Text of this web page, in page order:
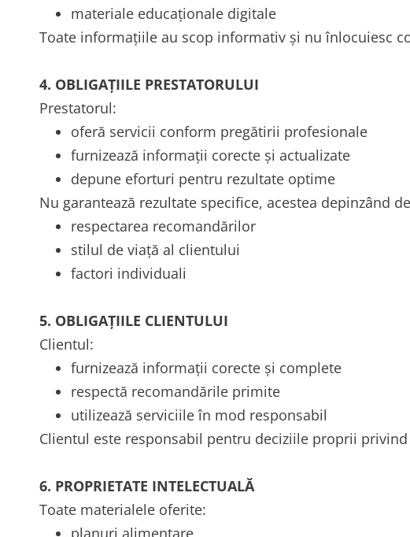
materiale educaționale digitale
Toate informațiile au scop informativ și nu înlocuiesc
4. OBLIGAȚIILE PRESTATORULUI
Prestatorul:
oferă servicii conform pregătirii profesionale
furnizează informații corecte și actualizate
depune eforturi pentru rezultate optime
Nu garantează rezultate specifice, acestea depinzând
respectarea recomandărilor
stilul de viață al clientului
factori individuali
5. OBLIGAȚIILE CLIENTULUI
Clientul:
furnizează informații corecte și complete
respectă recomandările primite
utilizează serviciile în mod responsabil
Clientul este responsabil pentru deciziile proprii privind
6. PROPRIETATE INTELECTUALĂ
Toate materialele oferite:
planuri alimentare